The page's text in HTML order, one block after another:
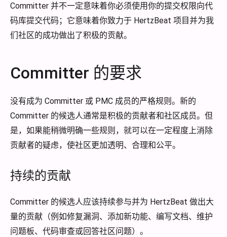
Committer 并不一定意味着你必须使用你的提交权限向代
码库提交代码；它意味着你致力于 HertzBeat 项目并为我
们社区的成功做出了积极的贡献。
Committer 的要求
没有成为 Committer 或 PMC 成员的严格规则。新的
Committer 的候选人通常是积极的贡献者和社区成员。但
是，如果能稍微明确一些规则，就可以在一定程度上消除
贡献者的疑虑，使社区更加透明、合理和公平。
持续的贡献
Committer 的候选人应该持续参与并为 HertzBeat 做出大
量的贡献（例如修复漏洞、添加新功能、编写文档、维护
问题板、代码审查或回答社区问题）。